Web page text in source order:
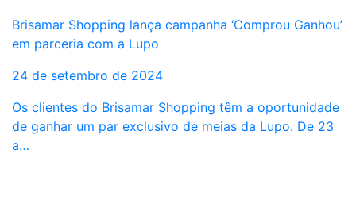
Brisamar Shopping lança campanha ‘Comprou Ganhou’
em parceria com a Lupo
24 de setembro de 2024
Os clientes do Brisamar Shopping têm a oportunidade
de ganhar um par exclusivo de meias da Lupo. De 23
a…